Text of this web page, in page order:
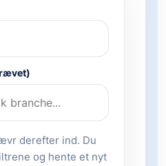
derefter ind. Du
og hente et nyt